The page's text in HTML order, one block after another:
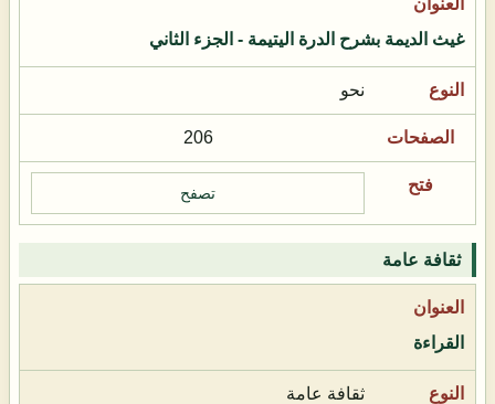
غيث الديمة بشرح الدرة اليتيمة - الجزء الثاني
نحو
206
تصفح
ثقافة عامة
القراءة
ثقافة عامة